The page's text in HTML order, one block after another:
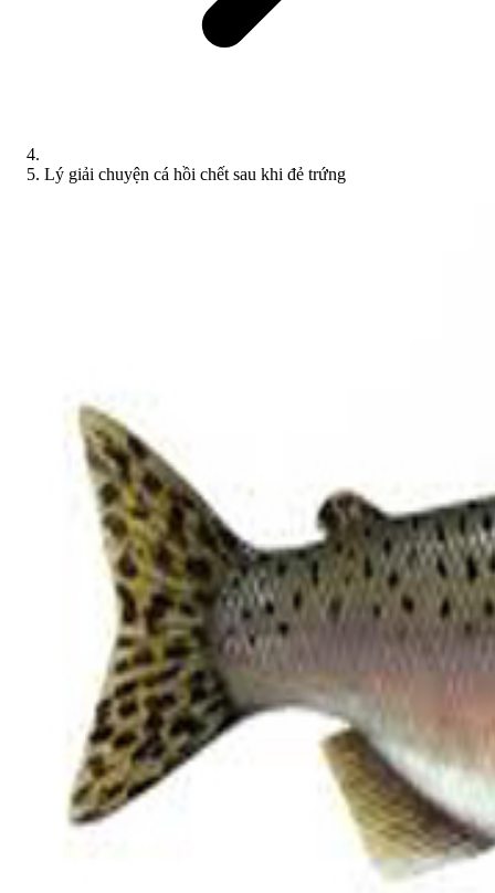
Lý giải chuyện cá hồi chết sau khi đẻ trứng